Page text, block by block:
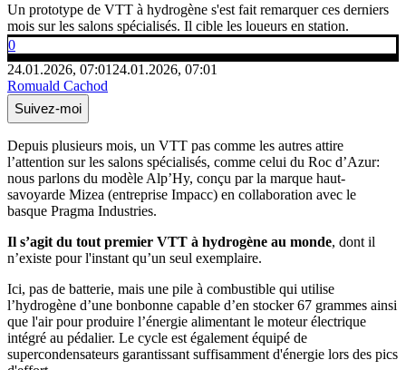
Un prototype de VTT à hydrogène s'est fait remarquer ces derniers
mois sur les salons spécialisés. Il cible les loueurs en station.
0
24.01.2026, 07:01 24.01.2026, 07:01
Romuald Cachod
Suivez-moi
Depuis plusieurs mois, un VTT pas comme les autres attire
l’attention sur les salons spécialisés, comme celui du Roc d’Azur:
nous parlons du modèle Alp’Hy, conçu par la marque haut-
savoyarde Mizea (entreprise Impacc) en collaboration avec le
basque Pragma Industries.
Il s’agit du tout premier VTT à hydrogène au monde, dont il
n’existe pour l'instant qu’un seul exemplaire.
Ici, pas de batterie, mais une pile à combustible qui utilise
l’hydrogène d’une bonbonne capable d’en stocker 67 grammes ainsi
que l'air pour produire l’énergie alimentant le moteur électrique
intégré au pédalier. Le cycle est également équipé de
supercondensateurs garantissant suffisamment d'énergie lors des pics